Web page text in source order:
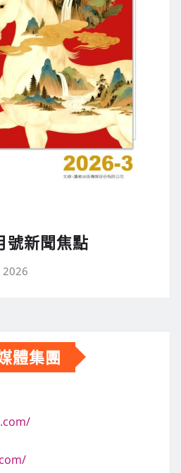
號新聞焦點
2026
體集團